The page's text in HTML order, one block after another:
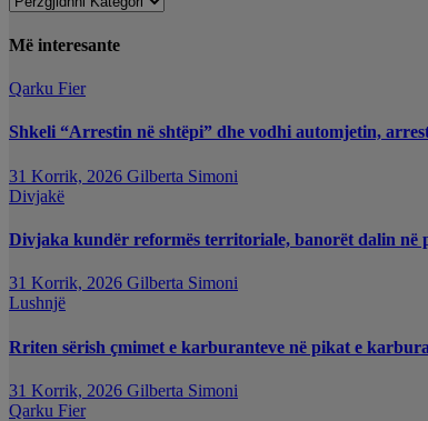
Më interesante
Qarku Fier
Shkeli “Arrestin në shtëpi” dhe vodhi automjetin,
31 Korrik, 2026 Gilberta Simoni
Divjakë
Divjaka kundër reformës territoriale, banorët dalin në
31 Korrik, 2026 Gilberta Simoni
Lushnjë
Rriten sërish çmimet e karburanteve në pikat e
31 Korrik, 2026 Gilberta Simoni
Qarku Fier